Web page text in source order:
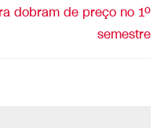
dobram de preço no 1º
semestre